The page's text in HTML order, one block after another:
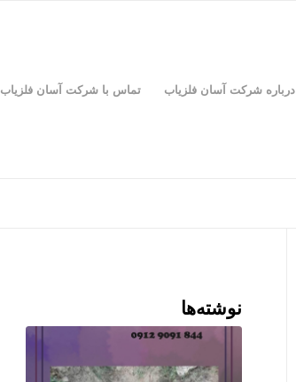
درباره شرکت آسان فلزیاب تماس با شرکت آسان فلزیاب
نوشته‌ها